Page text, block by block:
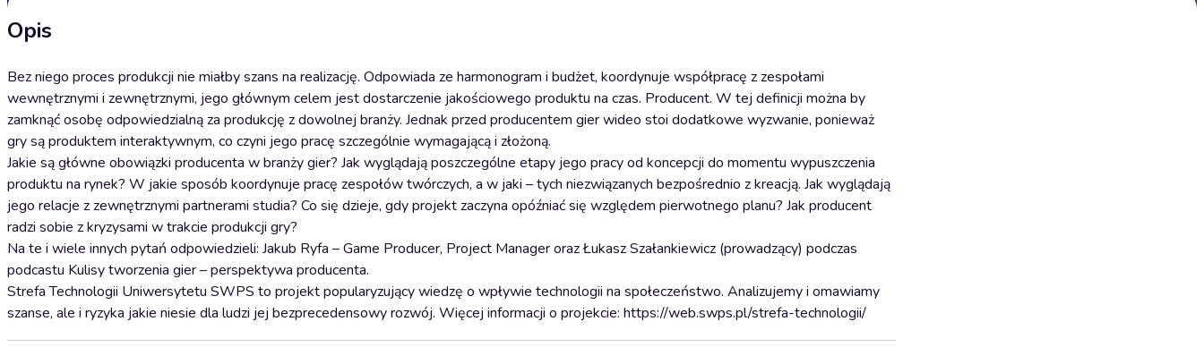
Opis
Bez niego proces produkcji nie miałby szans na realizację. Odpowiada ze harmonogram i budżet, koordynuje współpracę z zespołami
wewnętrznymi i zewnętrznymi, jego głównym celem jest dostarczenie jakościowego produktu na czas. Producent. W tej definicji można by
zamknąć osobę odpowiedzialną za produkcję z dowolnej branży. Jednak przed producentem gier wideo stoi dodatkowe wyzwanie, ponieważ
gry są produktem interaktywnym, co czyni jego pracę szczególnie wymagającą i złożoną.
Jakie są główne obowiązki producenta w branży gier? Jak wyglądają poszczególne etapy jego pracy od koncepcji do momentu wypuszczenia
produktu na rynek? W jakie sposób koordynuje pracę zespołów twórczych, a w jaki – tych niezwiązanych bezpośrednio z kreacją. Jak wyglądają
jego relacje z zewnętrznymi partnerami studia? Co się dzieje, gdy projekt zaczyna opóźniać się względem pierwotnego planu? Jak producent
radzi sobie z kryzysami w trakcie produkcji gry?
Na te i wiele innych pytań odpowiedzieli: Jakub Ryfa – Game Producer, Project Manager oraz Łukasz Szałankiewicz (prowadzący) podczas
podcastu Kulisy tworzenia gier – perspektywa producenta.
Strefa Technologii Uniwersytetu SWPS to projekt popularyzujący wiedzę o wpływie technologii na społeczeństwo. Analizujemy i omawiamy
szanse, ale i ryzyka jakie niesie dla ludzi jej bezprecedensowy rozwój. Więcej informacji o projekcie: https://web.swps.pl/strefa-technologii/